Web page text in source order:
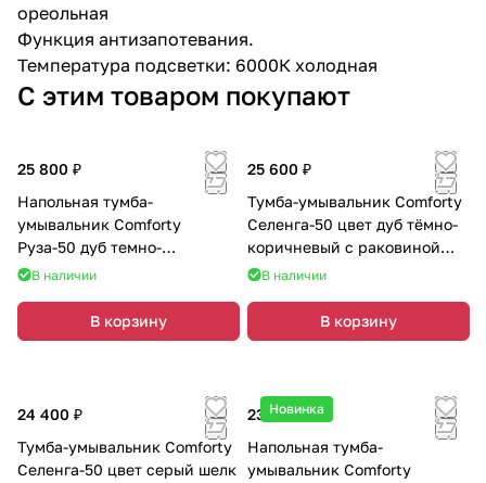
ореольная
Функция антизапотевания.
Температура подсветки: 6000К холодная
С этим товаром покупают
25 800 ₽
Напольная тумба-
умывальник Comforty
Руза-50 дуб темно-
коричневый с раковиной
В наличии
В корзину
25 600 ₽
Тумба-умывальник Comforty
Селенга-50 цвет дуб тёмно-
коричневый с раковиной
CF19696BX-50
В наличии
В корзину
24 400 ₽
Тумба-умывальник Comforty
Селенга-50 цвет cерый шелк
Новинка
23 800 ₽
Напольная тумба-
умывальник Comforty